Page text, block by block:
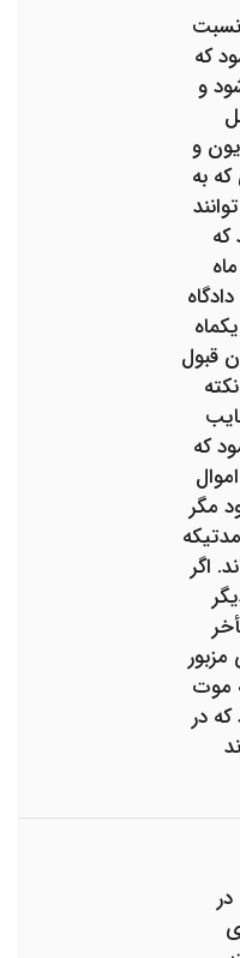
که
و
و
به
که
قبول
که
اموال
مگر
اگر
موت
در